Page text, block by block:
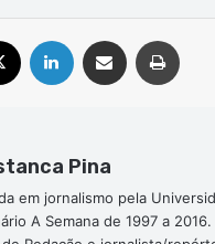
Linkedin Compartilhar via e-mail
Pina
em jornalismo pela
A Semana de 1997 a